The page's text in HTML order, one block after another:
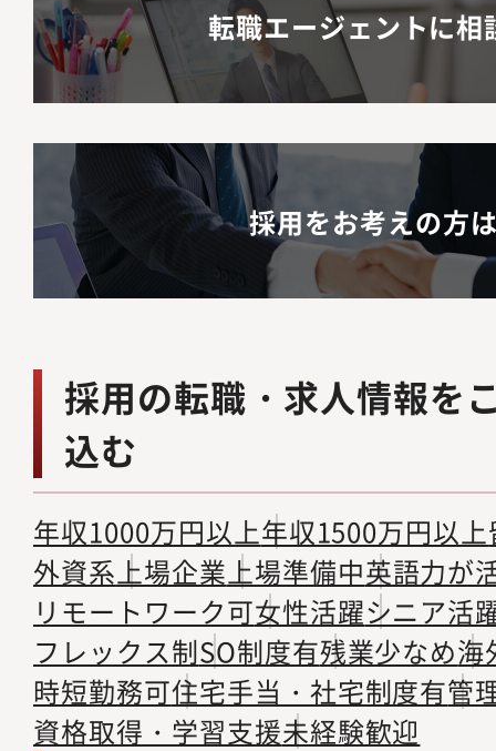
転職エージェントに相
採用をお考えの方
採用の転職・求人情報を
込む
年収1000万円以上年収1500万円以上
外資系上場企業上場準備中英語力が
リモートワーク可女性活躍シニア活
フレックス制SO制度有残業少なめ海
時短勤務可住宅手当・社宅制度有管
資格取得・学習支援未経験歓迎